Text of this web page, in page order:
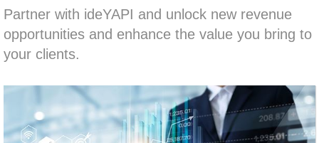
Partner with ideYAPI and unlock new revenue
opportunities and enhance the value you bring to
your clients.